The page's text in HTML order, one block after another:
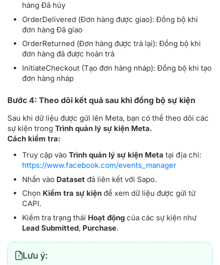
hàng Đã hủy
OrderDelivered (Đơn hàng được giao): Đồng bộ khi
đơn hàng Đã giao
OrderReturned (Đơn hàng được trả lại): Đồng bộ khi
đơn hàng đã được hoàn trả
InitiateCheckout (Tạo đơn hàng nháp): Đồng bộ khi tạo
đơn hàng nháp
Bước 4: Theo dõi kết quả sau khi đồng bộ sự kiện
Sau khi dữ liệu được gửi lên Meta, bạn có thể theo dõi các
sự kiện trong Trình quản lý sự kiện Meta.
Cách kiểm tra:
Truy cập vào Trình quản lý sự kiện Meta tại địa chỉ:
https://www.facebook.com/events_manager
Nhấn vào Dataset đã liên kết với Sapo.
Chọn Kiểm tra sự kiện để xem dữ liệu được gửi từ
CAPI.
Kiểm tra trạng thái Hoạt động của các sự kiện như
Lead Submitted, Purchase.
Lưu ý: